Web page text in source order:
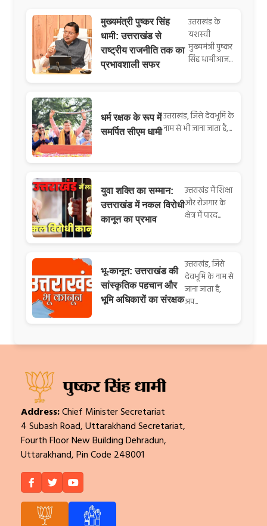
मुख्यमंत्री पुष्कर सिंह
धामी: उत्तराखंड से
राष्ट्रीय राजनीति तक का
प्रभावशाली सफर
उत्तराखंड के
यशस्वी
मुख्यमंत्री पुष्कर
सिंह धामीआज...
धर्म रक्षक के रूप में
समर्पित सीएम धामी
उत्तराखंड, जिसे देवभूमि के
नाम से भी जाना जाता है,...
युवा शक्ति का सम्मान:
उत्तराखंड में नकल विरोधी
कानून का प्रभाव
उत्तराखंड में शिक्षा
और रोजगार के
क्षेत्र में पारद...
भू-कानून: उत्तराखंड की
सांस्कृतिक पहचान और
भूमि अधिकारों का संरक्षक
उत्तराखंड, जिसे
देवभूमि के नाम से
जाना जाता है,
अप...
Address:Chief Minister Secretariat
4 Subash Road, Uttarakhand Secretariat,
Fourth Floor New Building Dehradun,
Uttarakhand, Pin Code 248001